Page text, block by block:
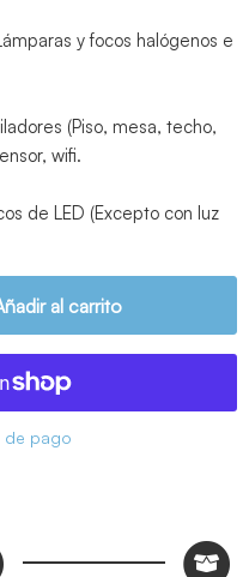
y focos halógenos e
(Piso, mesa, techo,
wifi.
de LED (Excepto con luz
al carrito
de pago